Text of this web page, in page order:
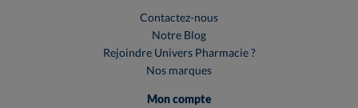
Contactez-nous
Notre Blog
Rejoindre Univers Pharmacie ?
Nos marques
Mon compte